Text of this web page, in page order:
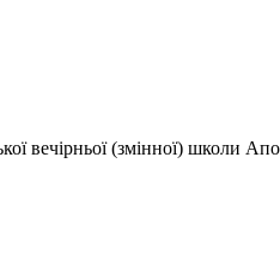
вечірньої (змінної) школи